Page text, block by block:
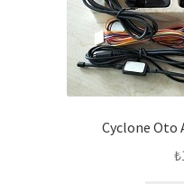
Cyclone Oto
₺